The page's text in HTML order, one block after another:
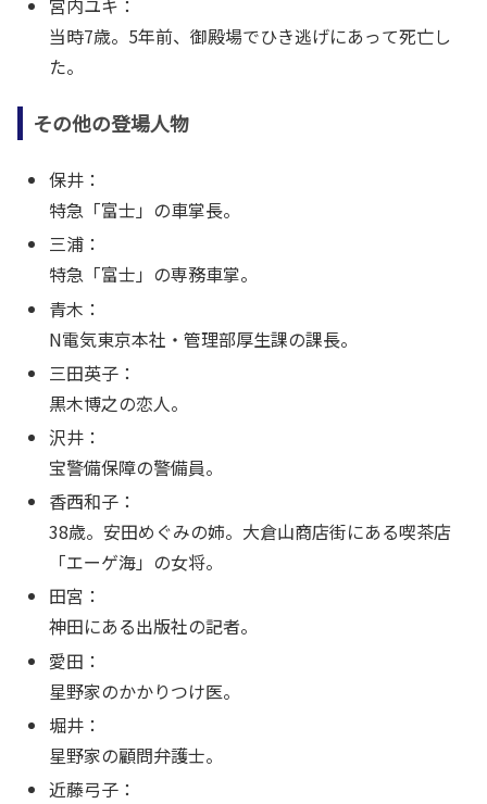
宮内ユキ：
当時7歳。5年前、御殿場でひき逃げにあって死亡し
た。
その他の登場人物
保井：
特急「富士」の車掌長。
三浦：
特急「富士」の専務車掌。
青木：
N電気東京本社・管理部厚生課の課長。
三田英子：
黒木博之の恋人。
沢井：
宝警備保障の警備員。
香西和子：
38歳。安田めぐみの姉。大倉山商店街にある喫茶店
「エーゲ海」の女将。
田宮：
神田にある出版社の記者。
愛田：
星野家のかかりつけ医。
堀井：
星野家の顧問弁護士。
近藤弓子：